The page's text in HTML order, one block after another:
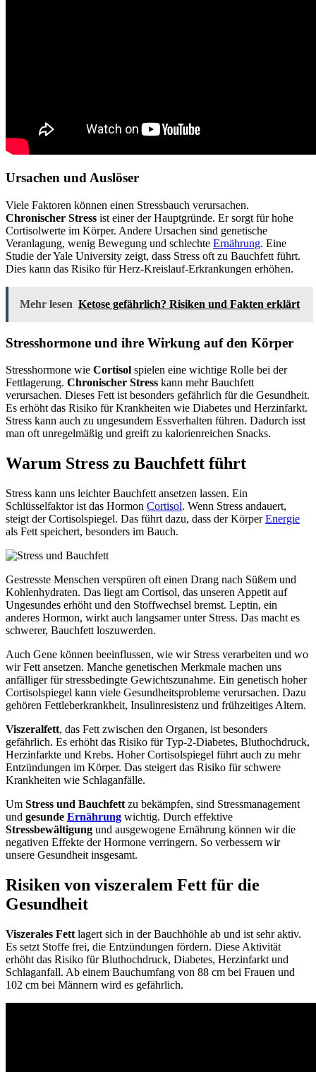
Ursachen und Auslöser
Viele Faktoren können einen Stressbauch verursachen.
Chronischer Stress ist einer der Hauptgründe. Er sorgt für hohe
Cortisolwerte im Körper. Andere Ursachen sind genetische
Veranlagung, wenig Bewegung und schlechte Ernährung. Eine
Studie der Yale University zeigt, dass Stress oft zu Bauchfett führt.
Dies kann das Risiko für Herz-Kreislauf-Erkrankungen erhöhen.
Mehr lesen Ketose gefährlich? Risiken und Fakten erklärt
Stresshormone und ihre Wirkung auf den Körper
Stresshormone wie Cortisol spielen eine wichtige Rolle bei der
Fettlagerung. Chronischer Stress kann mehr Bauchfett
verursachen. Dieses Fett ist besonders gefährlich für die Gesundheit.
Es erhöht das Risiko für Krankheiten wie Diabetes und Herzinfarkt.
Stress kann auch zu ungesundem Essverhalten führen. Dadurch isst
man oft unregelmäßig und greift zu kalorienreichen Snacks.
Warum Stress zu Bauchfett führt
Stress kann uns leichter Bauchfett ansetzen lassen. Ein
Schlüsselfaktor ist das Hormon Cortisol. Wenn Stress andauert,
steigt der Cortisolspiegel. Das führt dazu, dass der KörperEnergie
als Fett speichert, besonders im Bauch.
Gestresste Menschen verspüren oft einen Drang nach Süßem und
Kohlenhydraten. Das liegt am Cortisol, das unseren Appetit auf
Ungesundes erhöht und den Stoffwechsel bremst. Leptin, ein
anderes Hormon, wirkt auch langsamer unter Stress. Das macht es
schwerer, Bauchfett loszuwerden.
Auch Gene können beeinflussen, wie wir Stress verarbeiten und wo
wir Fett ansetzen. Manche genetischen Merkmale machen uns
anfälliger für stressbedingte Gewichtszunahme. Ein genetisch hoher
Cortisolspiegel kann viele Gesundheitsprobleme verursachen. Dazu
gehören Fettleberkrankheit, Insulinresistenz und frühzeitiges Altern.
Viszeralfett, das Fett zwischen den Organen, ist besonders
gefährlich. Es erhöht das Risiko für Typ-2-Diabetes, Bluthochdruck,
Herzinfarkte und Krebs. Hoher Cortisolspiegel führt auch zu mehr
Entzündungen im Körper. Das steigert das Risiko für schwere
Krankheiten wie Schlaganfälle.
Um Stress und Bauchfett zu bekämpfen, sind Stressmanagement
und gesunde Ernährung wichtig. Durch effektive
Stressbewältigung und ausgewogene Ernährung können wir die
negativen Effekte der Hormone verringern. So verbessern wir
unsere Gesundheit insgesamt.
Risiken von viszeralem Fett für die
Gesundheit
Viszerales Fett lagert sich in der Bauchhöhle ab und ist sehr aktiv.
Es setzt Stoffe frei, die Entzündungen fördern. Diese Aktivität
erhöht das Risiko für Bluthochdruck, Diabetes, Herzinfarkt und
Schlaganfall. Ab einem Bauchumfang von 88 cm bei Frauen und
102 cm bei Männern wird es gefährlich.